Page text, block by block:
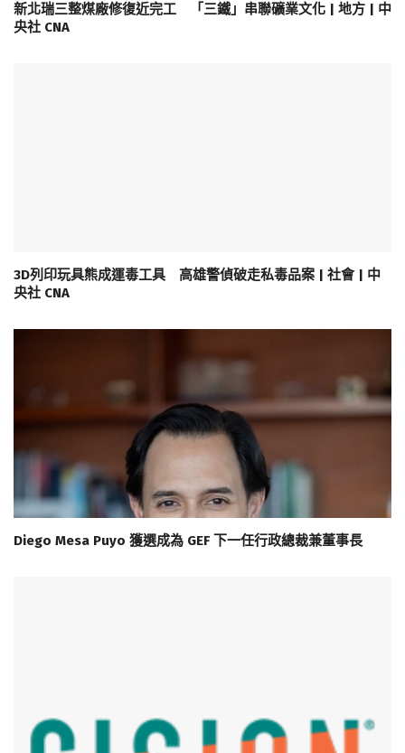
新北瑞三整煤廠修復近完工 「三鐵」串聯礦業文化 | 地方 | 中
央社 CNA
3D列印玩具熊成運毒工具 高雄警偵破走私毒品案 | 社會 | 中
央社 CNA
Diego Mesa Puyo 獲選成為 GEF 下一任行政總裁兼董事長